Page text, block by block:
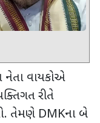
નેતા વાયકોએ
રીતે
તેમણે DMKના બે